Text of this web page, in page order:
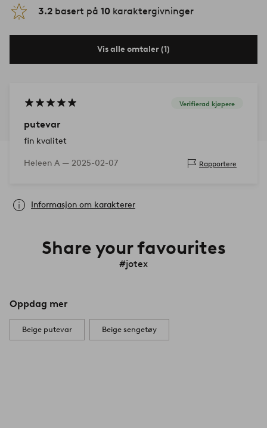
3.2 basert på 10 karaktergivninger
Vis alle omtaler (1)
Verifierad kjøpere
putevar
fin kvalitet
Heleen A — 2025-02-07 Rapportere
Informasjon om karakterer
Share your favourites
#jotex
Oppdag mer
Beige putevar Beige sengetøy